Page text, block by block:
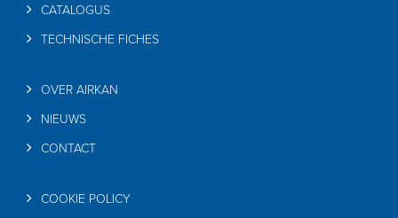
CATALOGUS
TECHNISCHE FICHES
OVER AIRKAN
NIEUWS
CONTACT
COOKIE POLICY